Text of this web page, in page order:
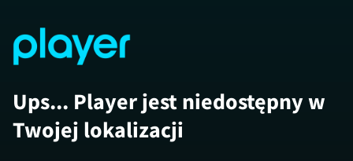
Ups... Player jest niedostępny w
Twojej lokalizacji